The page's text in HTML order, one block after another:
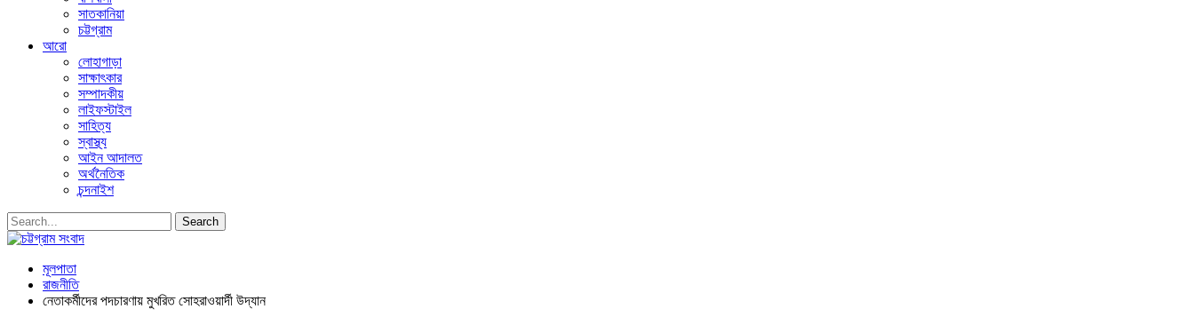
সাতকানিয়া
চট্টগ্রাম
আরো
লোহাগাড়া
সাক্ষাৎকার
সম্পাদকীয়
লাইফস্টাইল
সাহিত্য
স্বাস্থ্য
আইন আদালত
অর্থনৈতিক
চন্দনাইশ
মূলপাতা
রাজনীতি
নেতাকর্মীদের পদচারণায় মুখরিত সোহরাওয়ার্দী উদ্যান